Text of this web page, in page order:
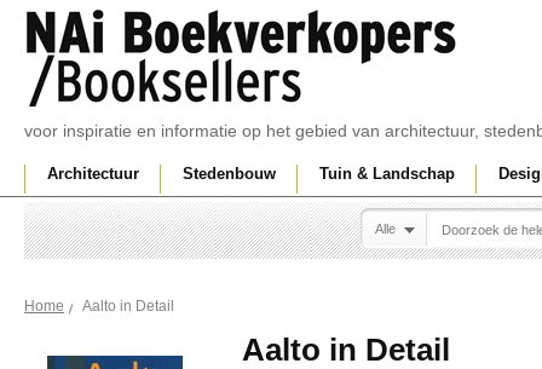
voor inspiratie en informatie op het gebied van architectuur,
Architectuur Stedenbouw Tuin & Landschap
Alle
Home Aalto in Detail
Aalto in Detail